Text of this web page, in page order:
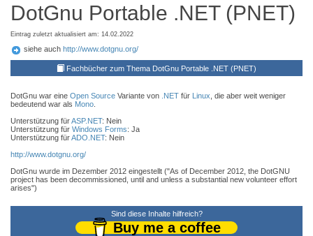
DotGnu Portable .NET (PNET)
Eintrag zuletzt aktualisiert am: 14.02.2022
siehe auch http://www.dotgnu.org/
Fachbücher zum Thema DotGnu Portable .NET (PNET)
DotGnu war eine Open Source Variante von .NET für Linux , die aber weit weniger
bedeutend war als Mono
Unterstützung fürASP.NET: Nein
Unterstützung für Windows Forms: Ja
Unterstützung fürADO .NET: Nein
http://www.dotgnu.org/
DotGnu wurde im Dezember 2012 eingestellt ("As of December 2012, the DotGNU
project has been decommissioned, until and unless a substantial new volunteer effort
arises")
Sind diese Inhalte hilfreich?
Buy me a coffee